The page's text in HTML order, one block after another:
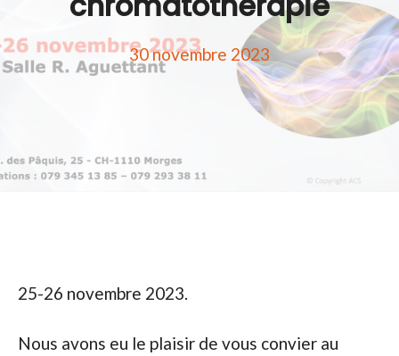
30 novembre 2023
25-26 novembre 2023.
Nous avons eu le plaisir de vous convier au